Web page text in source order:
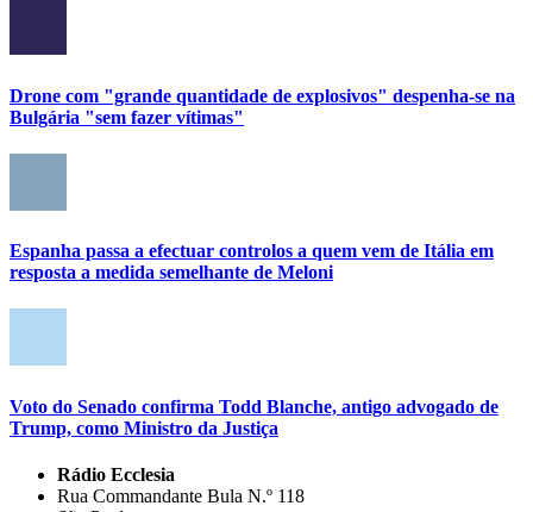
Drone com "grande quantidade de explosivos" despenha-se na
Bulgária "sem fazer vítimas"
Espanha passa a efectuar controlos a quem vem de Itália em
resposta a medida semelhante de Meloni
Voto do Senado confirma Todd Blanche, antigo advogado de
Trump, como Ministro da Justiça
Rádio Ecclesia
Rua Commandante Bula N.º 118